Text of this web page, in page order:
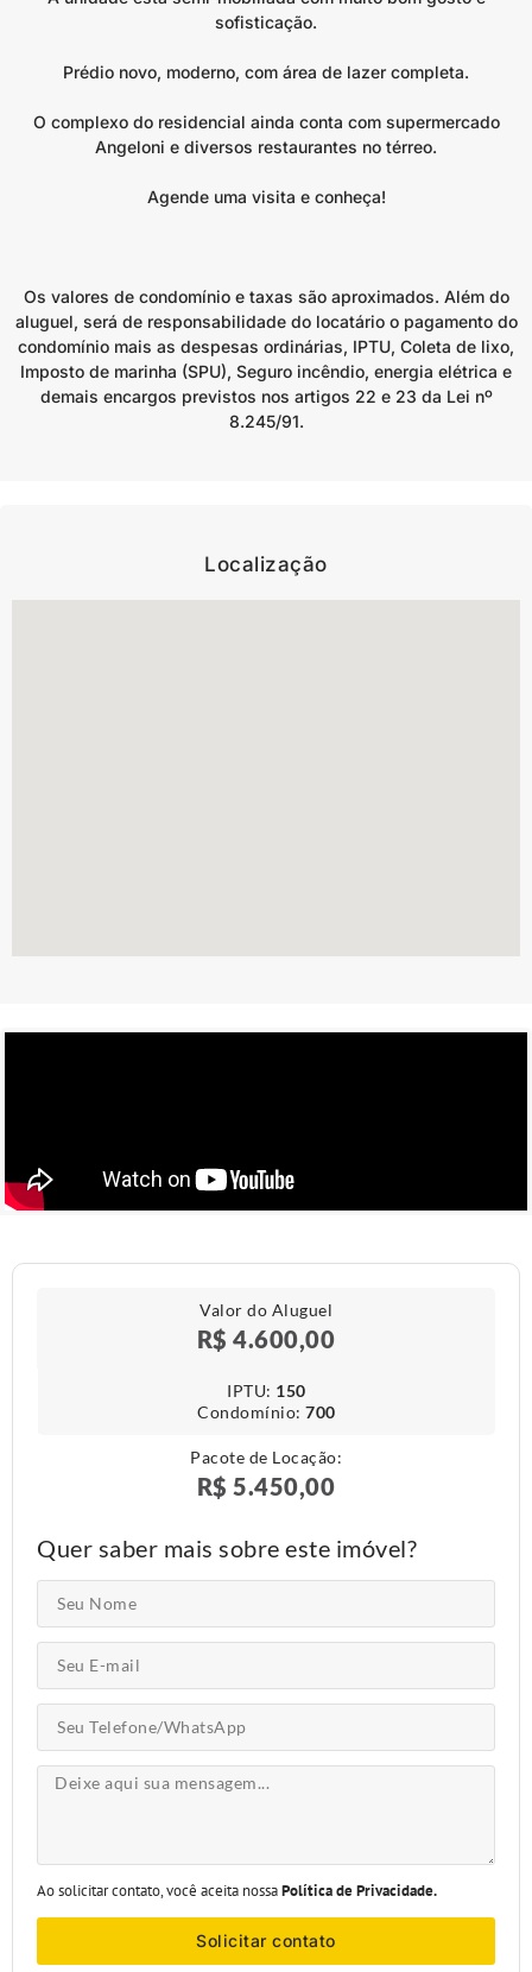
sofisticação.
Prédio novo, moderno, com área de lazer completa.
O complexo do residencial ainda conta com supermercado
Angeloni e diversos restaurantes no térreo.
Agende uma visita e conheça!
Os valores de condomínio e taxas são aproximados. Além do
aluguel, será de responsabilidade do locatário o pagamento do
condomínio mais as despesas ordinárias, IPTU, Coleta de lixo,
Imposto de marinha (SPU), Seguro incêndio, energia elétrica e
demais encargos previstos nos artigos 22 e 23 da Lei nº
8.245/91.
Localização
Valor do Aluguel
R$ 4.600,00
IPTU​: 150
Condomínio​: 700
Pacote de Locação:
R$ 5.450,00
Quer saber mais sobre este imóvel?
Ao solicitar contato, você aceita nossaPolítica de Privacidade.
Solicitar contato